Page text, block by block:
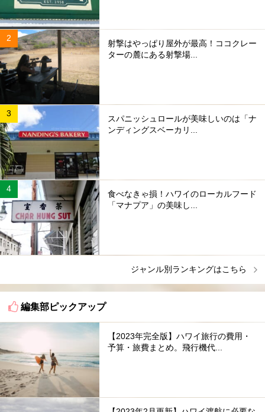
射撃はやっぱり屋外が最高！ココクレー
ターの麓にある射撃場...
スパニッシュロールが美味しいのは「ナ
ンディングスベーカリ...
食べなきゃ損！ハワイのローカルフード
「マナプア」の美味し...
ジャンル別ランキングはこちら
編集部ピックアップ
【2023年完全版】ハワイ旅行の費用・
予算・旅費まとめ。飛行機代...